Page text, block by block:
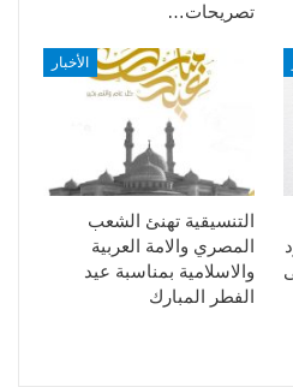
تصريحات…
الأخبار
التنسيقية تهنئ الشعب
المصري والامة العربية
والاسلامية بمناسبة عيد
الفطر المبارك